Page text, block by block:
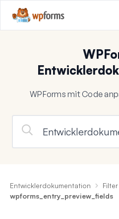
WPForms mit Code
Entwicklerdokumentation
wpforms_entry_preview_fields